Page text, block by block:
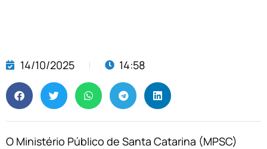
14/10/2025 14:58
O Ministério Público de Santa Catarina (MPSC)